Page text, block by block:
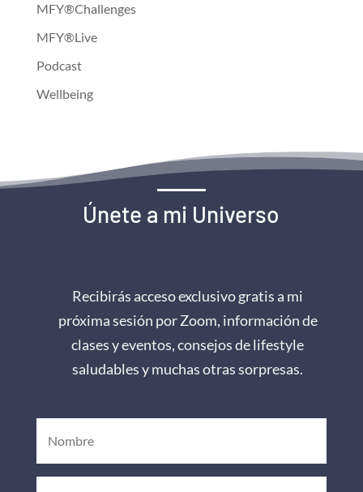
MFY®Challenges
MFY®Live
Podcast
Wellbeing
Únete a mi Universo
Recibirás acceso exclusivo gratis a mi
próxima sesión por Zoom, información de
clases y eventos, consejos de lifestyle
saludables y muchas otras sorpresas.